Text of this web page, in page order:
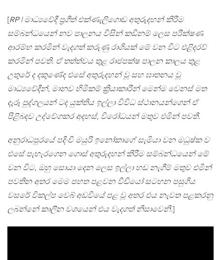
[RP | මාධ්‍යවේදී ප්‍රගීත් එක්ණැලිගොඩ අතුරුදහන් කිරීම
සම්බන්ධයෙන් නව පාලනය විසින් කඩිනම් ලෙස පරීක්ෂණ
ආරම්භ කරමින් වැදගත් කරුණු රාශියක් මේ වන විට එළිදරව්
කරමින් පවති. ඒ තත්ත්වය තුළ රාජපක්ෂ පාලන කාලය තුළ
උතුරේ ද දකුණේද එසේ අතුරුදහන් වූ සහ ඝාතනය වූ
මාධ්‍යවේදීන්, මානව හිමිකම් ක්‍රියාකාරීන් මෙන්ම වෙනස් මත
දැරූ පුද්ගලයන් ටද යුක්තිය ඉල්ලා විවිධ ස්ථානයන්ගෙන් ඒ
පිළිබදව උද්වේගකර අදහස්, විරෝධයන් මතුව එමින් පවතී.
අනුරාධපුරයේ පදිංචි මයුරි ඉනෝකාගේ සැමියා වන මධුෂ්ක ව
එසේ පැහැරගෙන ගොස් අතුරුදහන් කිරීම සම්බන්ධයෙන් මේ
වන විට, ඔහු සොයා දෙන ලෙස ඉල්ලා හඩ නැගීම් මතුව එමින්
පවතින අතර මෙම පහත පළවන වීඩියෝ සටහන පසුගිය
වසරේ විකල්ප වෙබ් අඩවියේ පළ වූ අතර එය නැවත පළකරනු
ලබන්නේ කාලීන වශයෙන් එය වැදගත් නිසාවෙනි.]